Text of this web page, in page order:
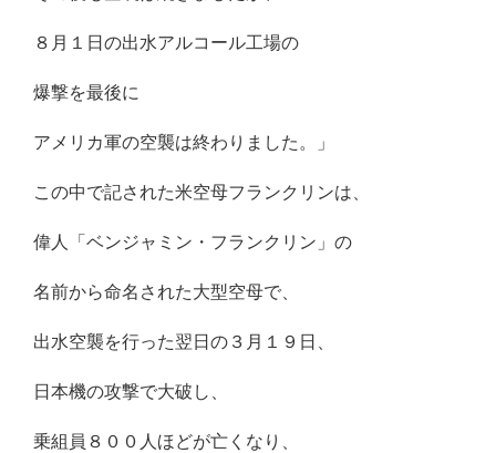
８月１日の出水アルコール工場の
爆撃を最後に
アメリカ軍の空襲は終わりました。」
この中で記された米空母フランクリンは、
偉人「ベンジャミン・フランクリン」の
名前から命名された大型空母で、
出水空襲を行った翌日の３月１９日、
日本機の攻撃で大破し、
乗組員８００人ほどが亡くなり、